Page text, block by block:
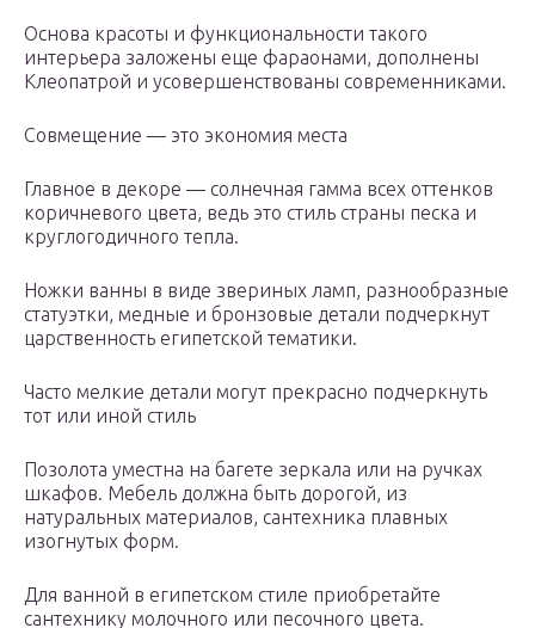
Основа красоты и функциональности такого
интерьера заложены еще фараонами, дополнены
Клеопатрой и усовершенствованы современниками.
Совмещение — это экономия места
Главное в декоре — солнечная гамма всех оттенков
коричневого цвета, ведь это стиль страны песка и
круглогодичного тепла.
Ножки ванны в виде звериных ламп, разнообразные
статуэтки, медные и бронзовые детали подчеркнут
царственность египетской тематики.
Часто мелкие детали могут прекрасно подчеркнуть
тот или иной стиль
Позолота уместна на багете зеркала или на ручках
шкафов. Мебель должна быть дорогой, из
натуральных материалов, сантехника плавных
изогнутых форм.
Для ванной в египетском стиле приобретайте
сантехнику молочного или песочного цвета.